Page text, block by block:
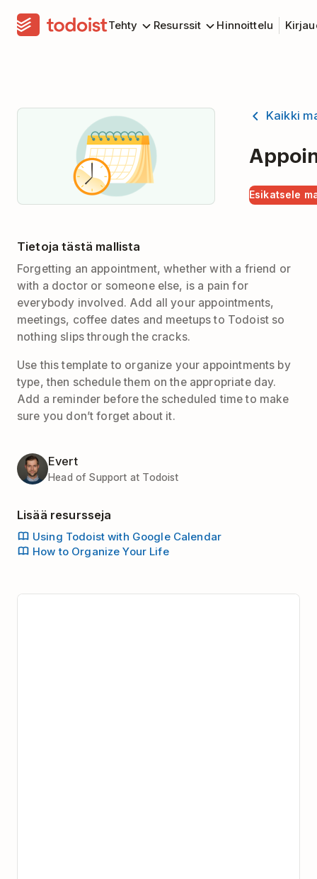
Tehty Resurssit Hinnoittelu
Kaikki
Esikatsele
Tietoja tästä mallista
Forgetting an appointment, whether with a friend or
with a doctor or someone else, is a pain for
everybody involved. Add all your appointments,
meetings, coffee dates and meetups to Todoist so
nothing slips through the cracks.
Use this template to organize your appointments by
type, then schedule them on the appropriate day.
Add a reminder before the scheduled time to make
sure you don’t forget about it.
Evert
Head of Support at Todoist
Lisää resursseja
Using Todoist with Google Calendar
How to Organize Your Life